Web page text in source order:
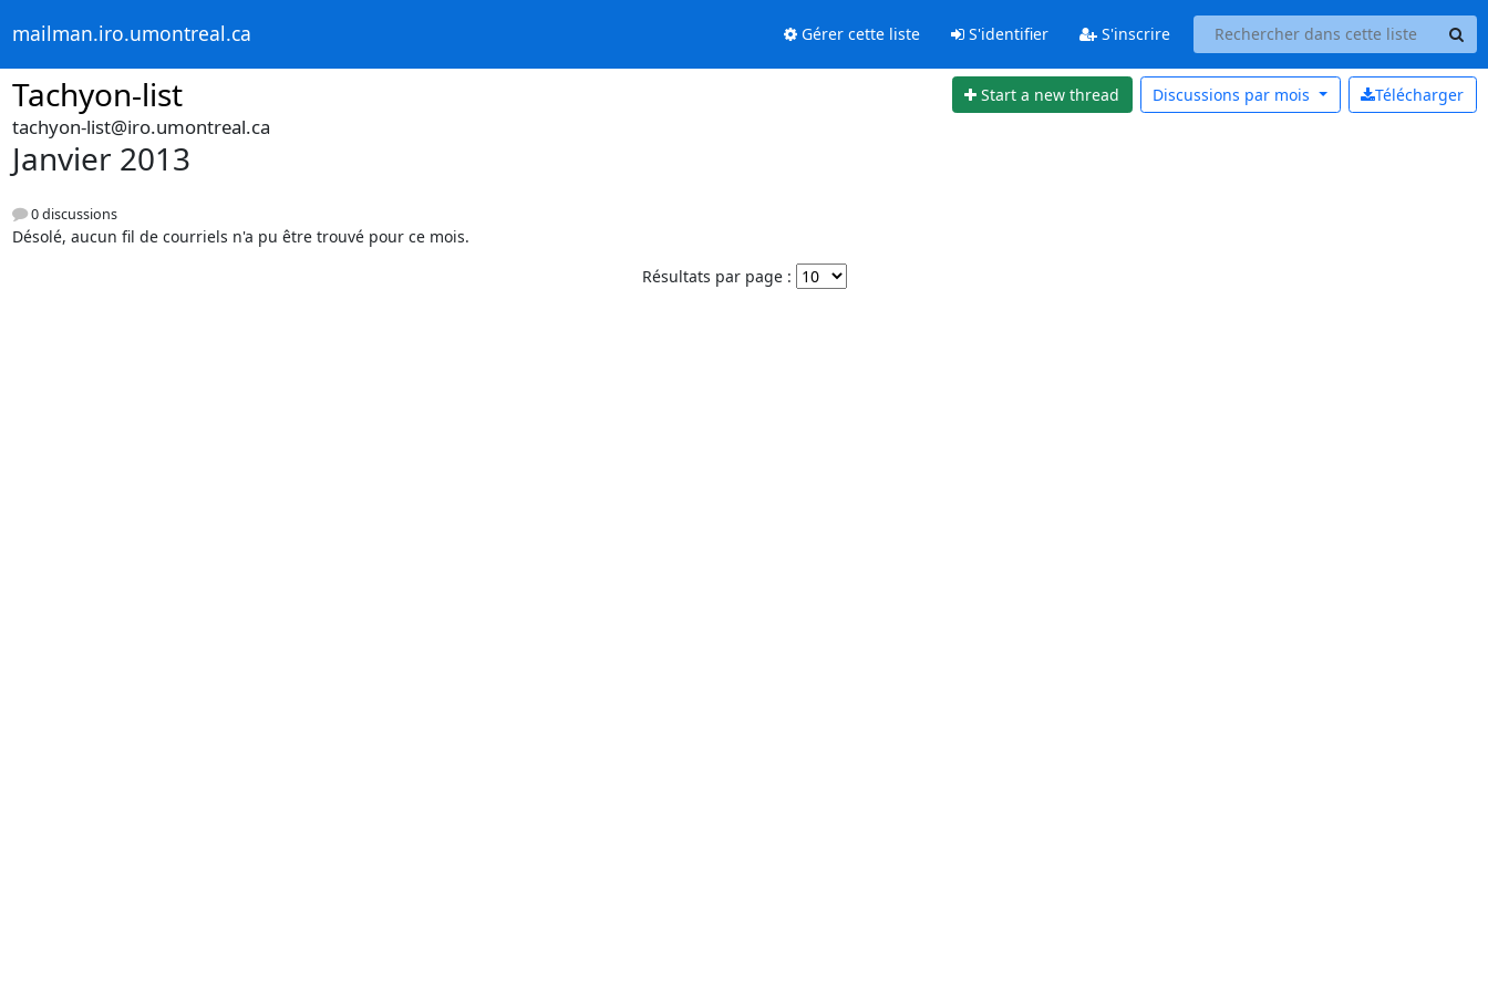
mailman.iro.umontreal.ca Gérer cette liste S'identifier S'inscrire
Tachyon-list Start a new thread Télécharger
Discussions par mois
tachyon-list@iro.umontreal.ca
Janvier 2013
0 discussions
Désolé, aucun fil de courriels n'a pu être trouvé pour ce mois.
Résultats par page :